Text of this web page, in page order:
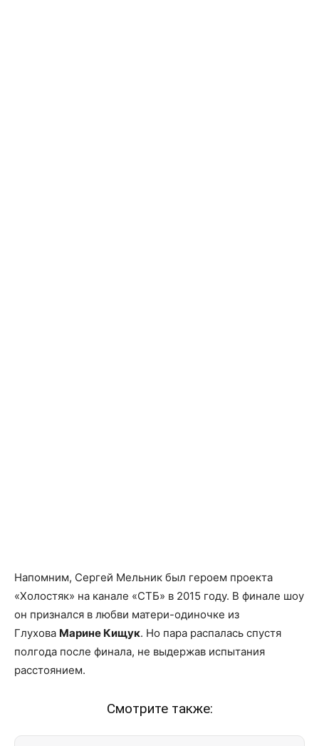
Напомним, Сергей Мельник был героем проекта
«Холостяк» на канале «СТБ» в 2015 году. В финале шоу
он признался в любви матери-одиночке из
Глухова Марине Кищук. Но пара распалась спустя
полгода после финала, не выдержав испытания
расстоянием.
Смотрите также: